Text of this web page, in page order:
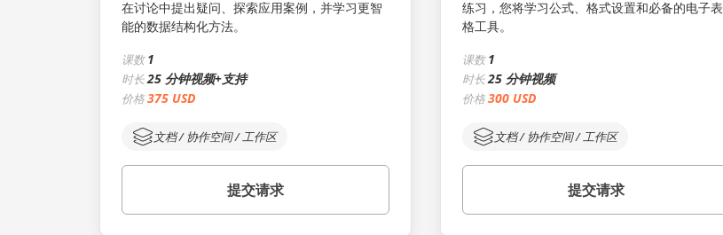
在讨论中提出疑问、探索应用案例，并学习更智
能的数据结构化方法。
课数 1
时长25 分钟视频+支持
价格375 USD
文档 / 协作空间 / 工作区
提交请求
练习，您将学习公式、格式设置和必备的电子表
格工具。
课数 1
时长25 分钟视频
价格300 USD
文档 / 协作空间 / 工作区
提交请求